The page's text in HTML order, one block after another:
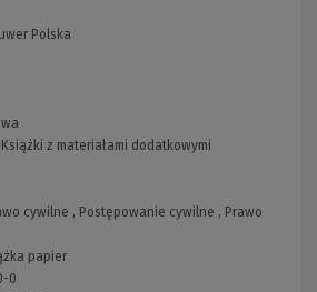
Polska
Książki z materiałami dodatkowymi
cywilne , Postępowanie cywilne , Prawo
papier
0